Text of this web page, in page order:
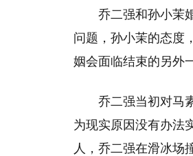
乔二强和孙小茉
问题，孙小茉的态度
姻会面临结束的另外
乔二强当初对马
为现实原因没有办法
人，乔二强在滑冰场